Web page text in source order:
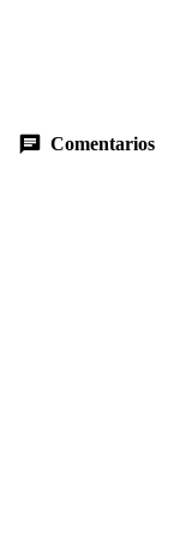
Comentarios